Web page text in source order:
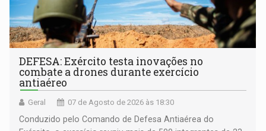
DEFESA: Exército testa inovações no
combate a drones durante exercício
antiaéreo
Geral 07 de Agosto de 2026 às 18:30
Conduzido pelo Comando de Defesa Antiaérea do